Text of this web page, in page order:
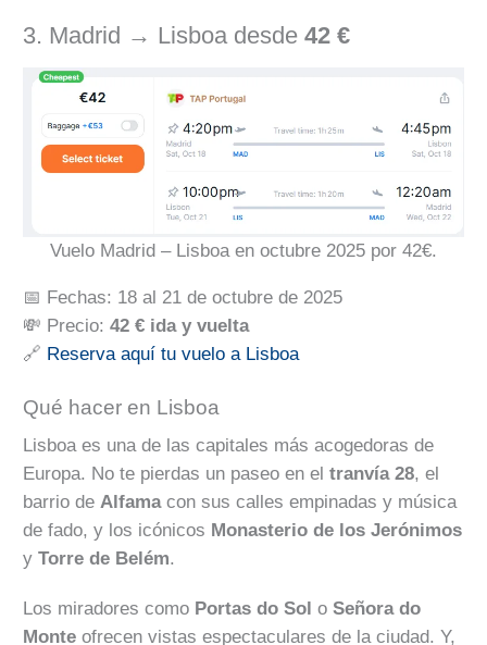
3. Madrid → Lisboa desde 42 €
Vuelo Madrid – Lisboa en octubre 2025 por 42€.
📅 Fechas: 18 al 21 de octubre de 2025
💸 Precio: 42 € ida y vuelta
🔗 Reserva aquí tu vuelo a Lisboa
Qué hacer en Lisboa
Lisboa es una de las capitales más acogedoras de
Europa. No te pierdas un paseo en el tranvía 28, el
barrio de Alfamacon sus calles empinadas y música
de fado, y los icónicos Monasterio de los Jerónimos
y Torre de Belém.
Los miradores como Portas do Sol o Señora do
Monte ofrecen vistas espectaculares de la ciudad. Y,